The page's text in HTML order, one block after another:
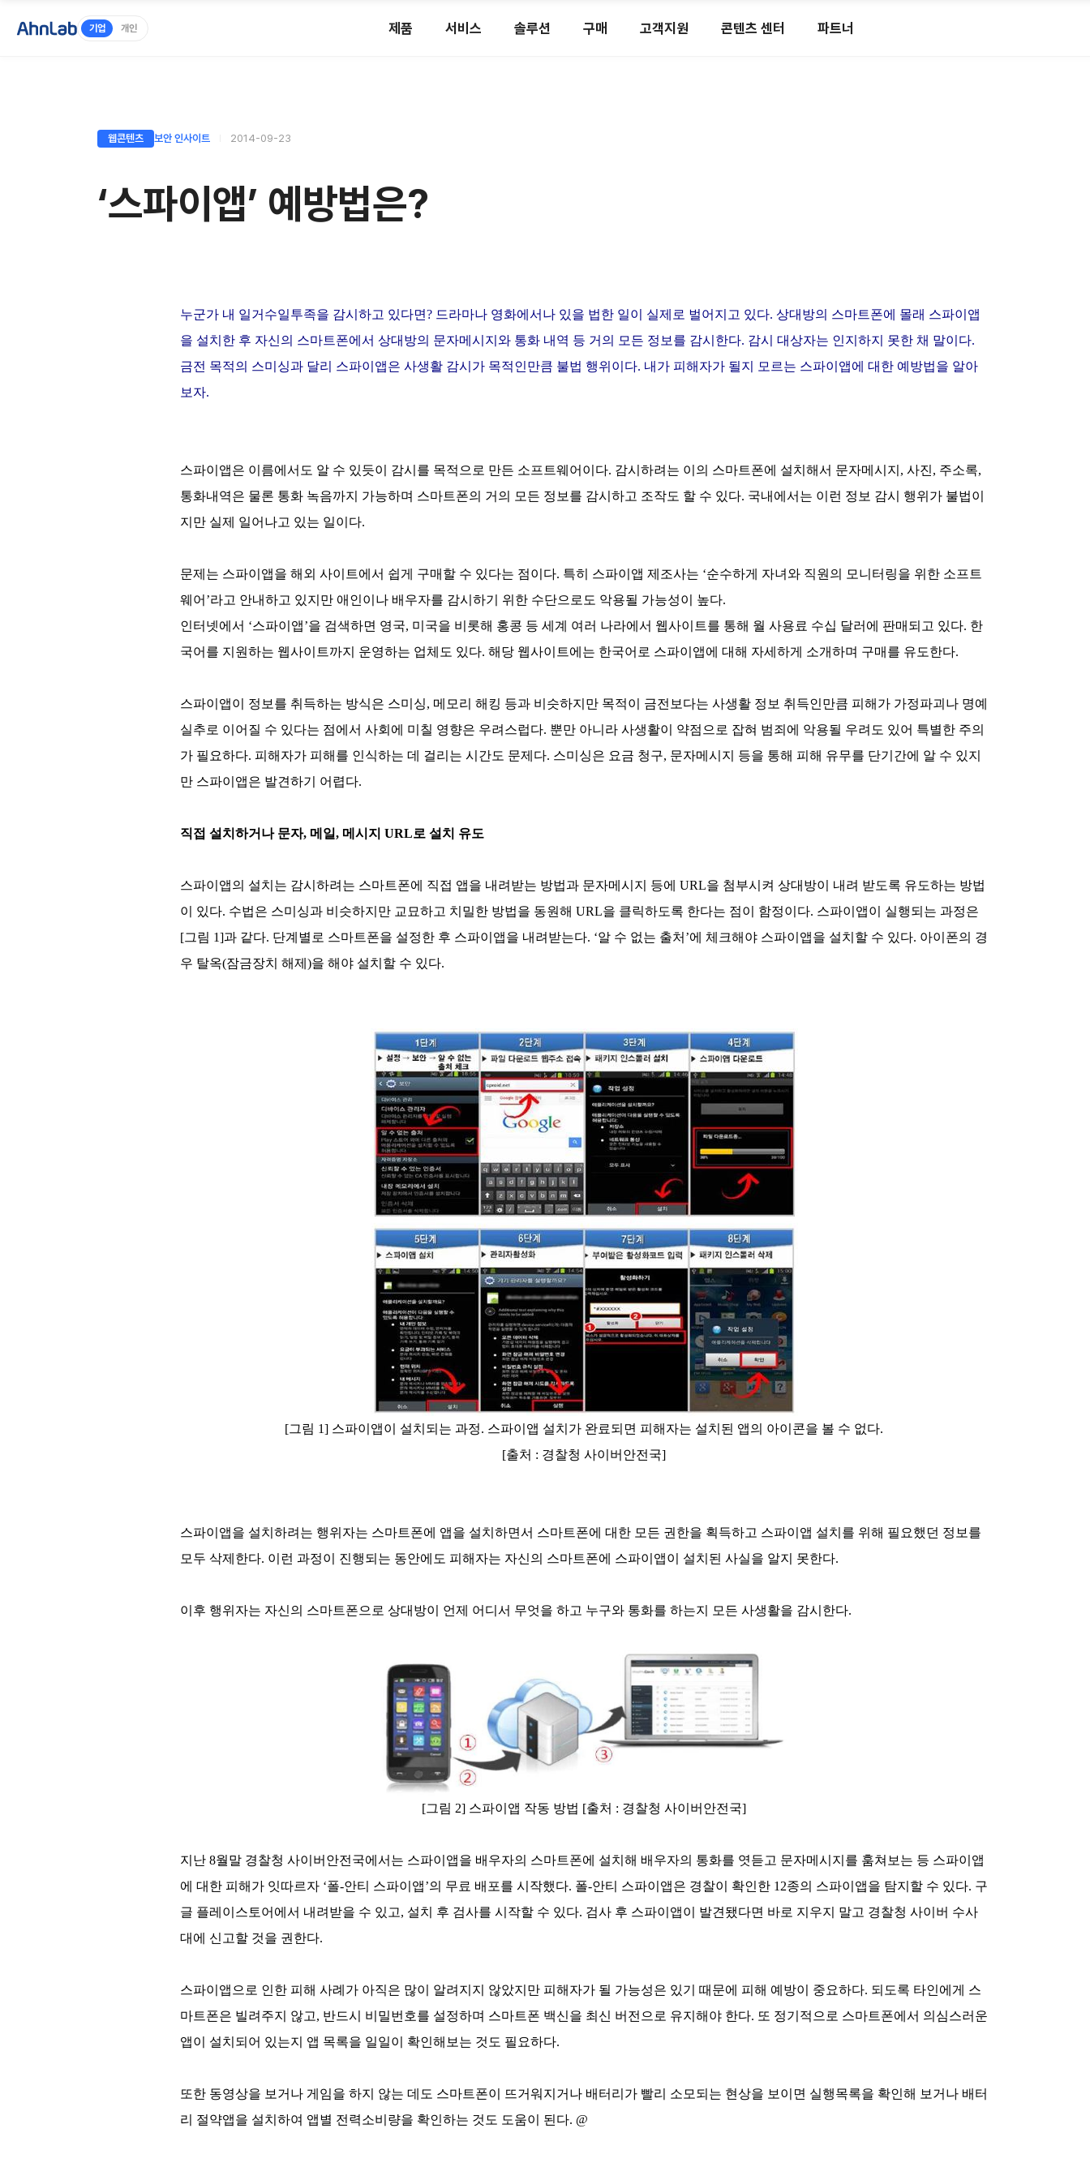
기업 개인 제품 서비스 솔루션 구매 고객지원 콘텐츠 센터 파트너
웹콘텐츠 보안 인사이트 2014-09-23
‘스파이앱’ 예방법은?
누군가 내 일거수일투족을 감시하고 있다면? 드라마나 영화에서나 있을 법한 일이 실제로 벌어지고 있다. 상대방의 스마트폰에 몰래 스파이앱
을 설치한 후 자신의 스마트폰에서 상대방의 문자메시지와 통화 내역 등 거의 모든 정보를 감시한다. 감시 대상자는 인지하지 못한 채 말이다.
금전 목적의 스미싱과 달리 스파이앱은 사생활 감시가 목적인만큼 불법 행위이다. 내가 피해자가 될지 모르는 스파이앱에 대한 예방법을 알아
보자.
스파이앱은 이름에서도 알 수 있듯이 감시를 목적으로 만든 소프트웨어이다. 감시하려는 이의 스마트폰에 설치해서 문자메시지, 사진, 주소록,
통화내역은 물론 통화 녹음까지 가능하며 스마트폰의 거의 모든 정보를 감시하고 조작도 할 수 있다. 국내에서는 이런 정보 감시 행위가 불법이
지만 실제 일어나고 있는 일이다.
문제는 스파이앱을 해외 사이트에서 쉽게 구매할 수 있다는 점이다. 특히 스파이앱 제조사는 ‘순수하게 자녀와 직원의 모니터링을 위한 소프트
웨어’라고 안내하고 있지만 애인이나 배우자를 감시하기 위한 수단으로도 악용될 가능성이 높다.
인터넷에서 ‘스파이앱’을 검색하면 영국, 미국을 비롯해 홍콩 등 세계 여러 나라에서 웹사이트를 통해 월 사용료 수십 달러에 판매되고 있다. 한
국어를 지원하는 웹사이트까지 운영하는 업체도 있다. 해당 웹사이트에는 한국어로 스파이앱에 대해 자세하게 소개하며 구매를 유도한다.
스파이앱이 정보를 취득하는 방식은 스미싱, 메모리 해킹 등과 비슷하지만 목적이 금전보다는 사생활 정보 취득인만큼 피해가 가정파괴나 명예
실추로 이어질 수 있다는 점에서 사회에 미칠 영향은 우려스럽다. 뿐만 아니라 사생활이 약점으로 잡혀 범죄에 악용될 우려도 있어 특별한 주의
가 필요하다. 피해자가 피해를 인식하는 데 걸리는 시간도 문제다. 스미싱은 요금 청구, 문자메시지 등을 통해 피해 유무를 단기간에 알 수 있지
만 스파이앱은 발견하기 어렵다.
직접 설치하거나 문자, 메일, 메시지 URL로 설치 유도
스파이앱의 설치는 감시하려는 스마트폰에 직접 앱을 내려받는 방법과 문자메시지 등에 URL을 첨부시켜 상대방이 내려 받도록 유도하는 방법
이 있다. 수법은 스미싱과 비슷하지만 교묘하고 치밀한 방법을 동원해 URL을 클릭하도록 한다는 점이 함정이다. 스파이앱이 실행되는 과정은
[그림 1]과 같다. 단계별로 스마트폰을 설정한 후 스파이앱을 내려받는다. ‘알 수 없는 출처’에 체크해야 스파이앱을 설치할 수 있다. 아이폰의 경
우 탈옥(잠금장치 해제)을 해야 설치할 수 있다.
[그림 1] 스파이앱이 설치되는 과정. 스파이앱 설치가 완료되면 피해자는 설치된 앱의 아이콘을 볼 수 없다.
[출처 : 경찰청 사이버안전국]
스파이앱을 설치하려는 행위자는 스마트폰에 앱을 설치하면서 스마트폰에 대한 모든 권한을 획득하고 스파이앱 설치를 위해 필요했던 정보를
모두 삭제한다. 이런 과정이 진행되는 동안에도 피해자는 자신의 스마트폰에 스파이앱이 설치된 사실을 알지 못한다.
이후 행위자는 자신의 스마트폰으로 상대방이 언제 어디서 무엇을 하고 누구와 통화를 하는지 모든 사생활을 감시한다.
[그림 2] 스파이앱 작동 방법 [출처 : 경찰청 사이버안전국]
지난 8월말 경찰청 사이버안전국에서는 스파이앱을 배우자의 스마트폰에 설치해 배우자의 통화를 엿듣고 문자메시지를 훔쳐보는 등 스파이앱
에 대한 피해가 잇따르자 ‘폴-안티 스파이앱’의 무료 배포를 시작했다. 폴-안티 스파이앱은 경찰이 확인한 12종의 스파이앱을 탐지할 수 있다. 구
글 플레이스토어에서 내려받을 수 있고, 설치 후 검사를 시작할 수 있다. 검사 후 스파이앱이 발견됐다면 바로 지우지 말고 경찰청 사이버 수사
대에 신고할 것을 권한다.
스파이앱으로 인한 피해 사례가 아직은 많이 알려지지 않았지만 피해자가 될 가능성은 있기 때문에 피해 예방이 중요하다. 되도록 타인에게 스
마트폰은 빌려주지 않고, 반드시 비밀번호를 설정하며 스마트폰 백신을 최신 버전으로 유지해야 한다. 또 정기적으로 스마트폰에서 의심스러운
앱이 설치되어 있는지 앱 목록을 일일이 확인해보는 것도 필요하다.
또한 동영상을 보거나 게임을 하지 않는 데도 스마트폰이 뜨거워지거나 배터리가 빨리 소모되는 현상을 보이면 실행목록을 확인해 보거나 배터
리 절약앱을 설치하여 앱별 전력소비량을 확인하는 것도 도움이 된다. @